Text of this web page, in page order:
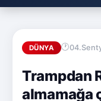
DÜNYA
Trampdan
almamağa